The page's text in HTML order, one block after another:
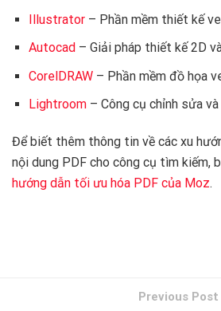
Illustrator– Phần mềm thiết kế
Autocad – Giải pháp thiết kế 2D
CorelDRAW– Phần mềm đồ họa
Lightroom– Công cụ chỉnh sửa và
Để biết thêm thông tin về các xu
nội dung PDF cho công cụ tìm kiếm,
hướng dẫn tối ưu hóa PDF của Moz.